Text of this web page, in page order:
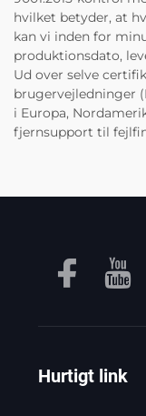
hvilket betyder, at
kan vi inden for
produktionsdato,
Ud over selve
brugervejledninger
i Europa,
fjernsupport til
Hurtigt link